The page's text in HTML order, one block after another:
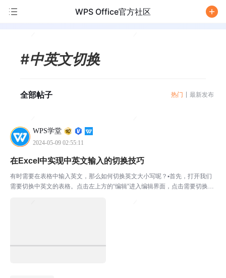
WPS Office官方社区
#中英文切换
全部帖子 热门 最新发布
WPS学堂
2024-05-09 02:55:11
在Excel中实现中英文输入的切换技巧
有时需要在表格中输入英文，那么如何切换英文大小写呢？▪首先，打开我们
需要切换中英文的表格。点击左上方的“编辑”进入编辑界面，点击需要切换中